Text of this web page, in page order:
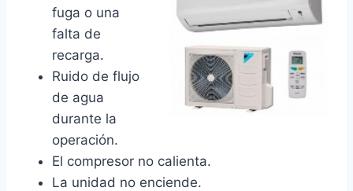
fuga o una
falta de
recarga.
Ruido de flujo
de agua
durante la
operación.
El compresor no calienta.
La unidad no enciende.